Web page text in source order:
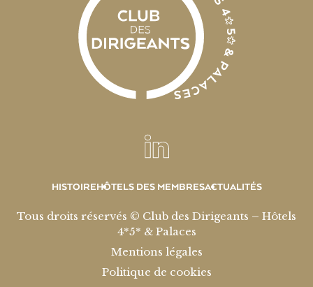
HISTOIREHÔTELS DES MEMBRESACTUALITÉS
Tous droits réservés © Club des Dirigeants – Hôtels
4*5* & Palaces
Mentions légales
Politique de cookies